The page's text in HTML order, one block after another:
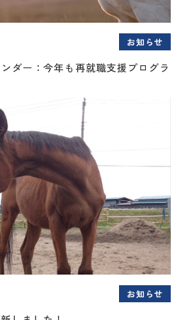
お知らせ
ダー：今年も再就職支援プログラ
お知らせ